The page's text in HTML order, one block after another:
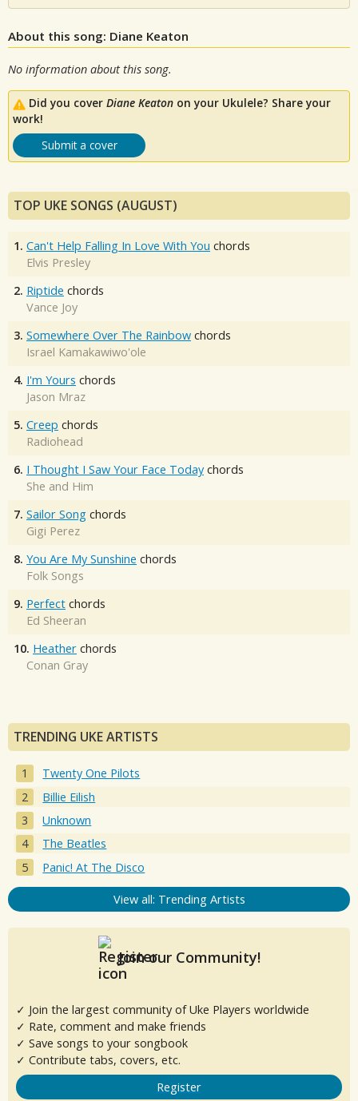
About this song: Diane Keaton
No information about this song.
Did you cover Diane Keaton on your Ukulele? Share your
work!
Submit a cover
TOP UKE SONGS (AUGUST)
1. Can't Help Falling In Love With You chords
Elvis Presley
2. Riptide chords
Vance Joy
3. Somewhere Over The Rainbow chords
Israel Kamakawiwo'ole
4. I'm Yours chords
Jason Mraz
5. Creep chords
Radiohead
6. I Thought I Saw Your Face Today chords
She and Him
7. Sailor Song chords
Gigi Perez
8. You Are My Sunshine chords
Folk Songs
9. Perfect chords
Ed Sheeran
10. Heather chords
Conan Gray
TRENDING UKE ARTISTS
Twenty One Pilots
Billie Eilish
Unknown
The Beatles
Panic! At The Disco
View all: Trending Artists
Join our Community!
✓ Join the largest community of Uke Players worldwide
✓ Rate, comment and make friends
✓ Save songs to your songbook
✓ Contribute tabs, covers, etc.
Register